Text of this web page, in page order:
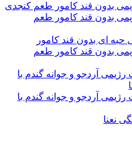
بدون قند کامور طعم کنجدی
بدون قند کامور طعم
حبه ای بدون قند کامور
بدون قند کامور طعم
رژیمی آردجو و جوانه گندم با
رژیمی آردجو و جوانه گندم با
نعنا